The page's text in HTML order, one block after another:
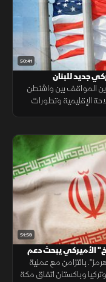
50:41
جديد للبنان
المواقف بين واشنطن
الإقليمية وتطورات
51:59
الأميركي يبحث دعم
بالتزامن مع عملية
وباكستان اتفاق مكة